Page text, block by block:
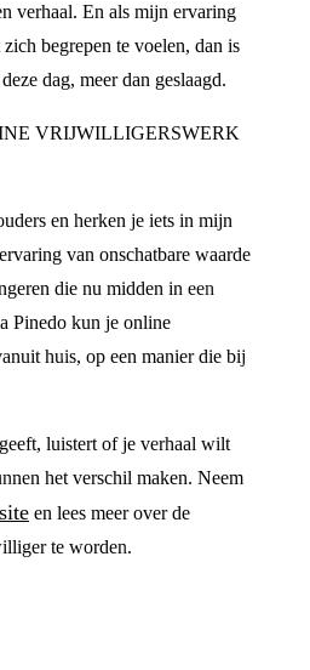
verhaal. En als mijn ervaring
begrepen te voelen, dan is
dag, meer dan geslaagd.
VRIJWILLIGERSWERK
en herken je iets in mijn
van onschatbare waarde
die nu midden in een
Pinedo kun je online
huis, op een manier die bij
luistert of je verhaal wilt
het verschil maken. Neem
en lees meer over de
te worden.